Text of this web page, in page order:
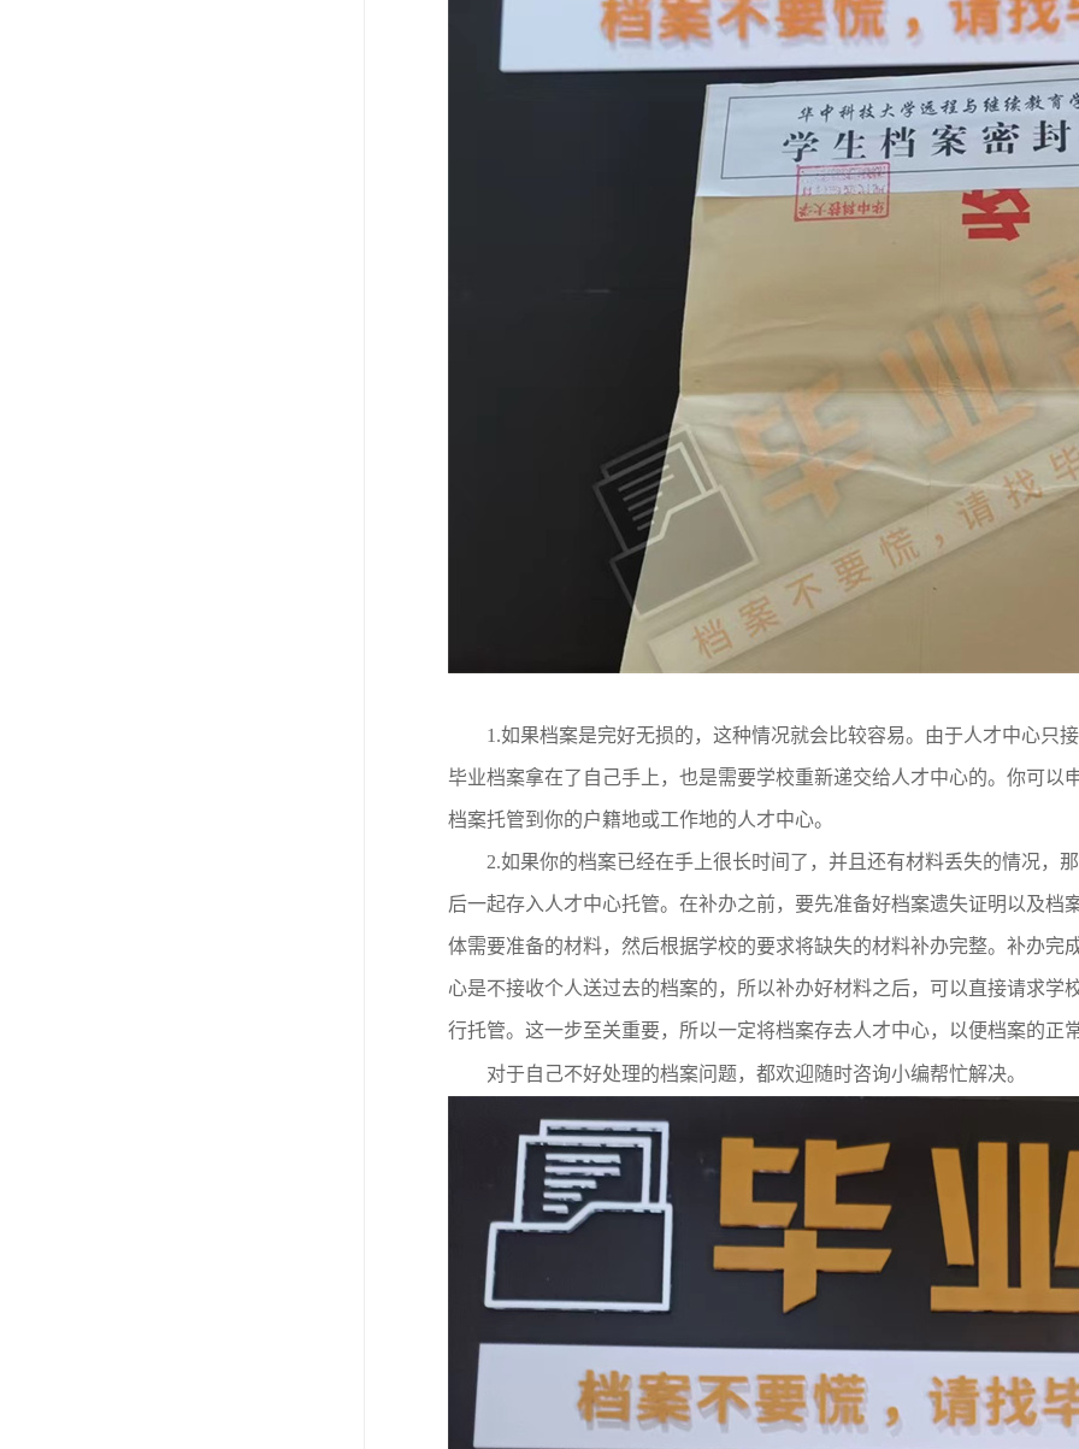
1.如果档案是完好无损的，这种情况就会比较容易。由于人才中心只
毕业档案拿在了自己手上，也是需要学校重新递交给人才中心的。你可以
档案托管到你的户籍地或工作地的人才中心。
2.如果你的档案已经在手上很长时间了，并且还有材料丢失的情况，
后一起存入人才中心托管。在补办之前，要先准备好档案遗失证明以及档
体需要准备的材料，然后根据学校的要求将缺失的材料补办完整。补办完
心是不接收个人送过去的档案的，所以补办好材料之后，可以直接请求学
行托管。这一步至关重要，所以一定将档案存去人才中心，以便档案的正
对于自己不好处理的档案问题，都欢迎随时咨询小编帮忙解决。